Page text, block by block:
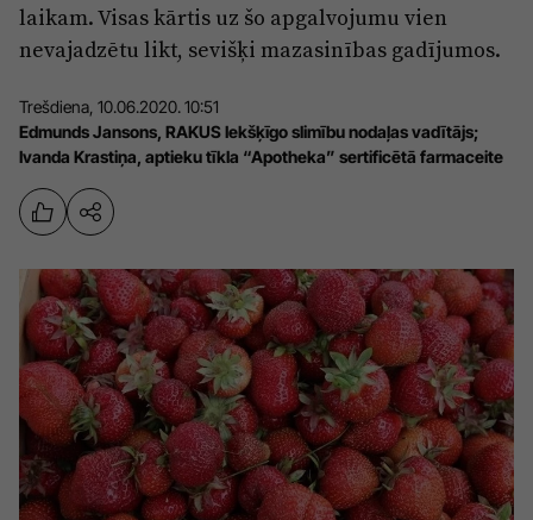
Izglītība
Veselība
Ģimene
Vide
Sports
Drošība
Ekonomika
Krimināli
Sarunas
Pierīga
Ādaži
Ķekava
Mārupe
Olaine
Projekti
Mediju atbalsta fonds
Zivju fonds
Zaļā nākotne
Iedvesmai nav vecuma
laikam. Visas kārtis uz šo apgalvojumu vien
nevajadzētu likt, sevišķi mazasinības gadījumos.
Trešdiena, 10.06.2020. 10:51
Edmunds Jansons, RAKUS Iekšķīgo slimību nodaļas vadītājs;
Ivanda Krastiņa, aptieku tīkla “Apotheka” sertificētā farmaceite